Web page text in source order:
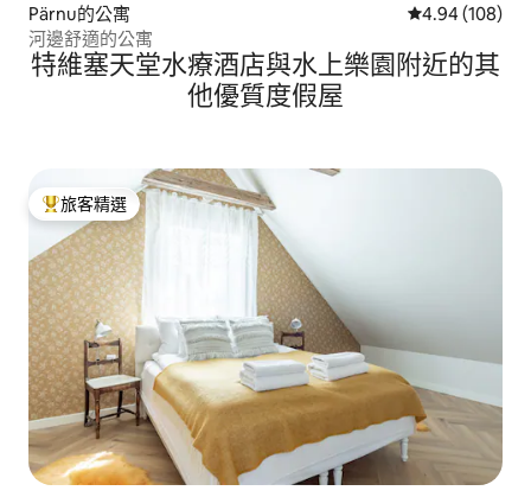
Pärnu的公寓 從 108 則評價
4.94 (108)
河邊舒適的公寓
特維塞天堂水療酒店與水上樂園附近的其
他優質度假屋
旅客精選榜首
旅客精選